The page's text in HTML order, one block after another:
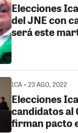
Elecciones
del JNE con
será este
ICA • 23 AGO, 2022
Elecciones
candidatos al
firman pacto